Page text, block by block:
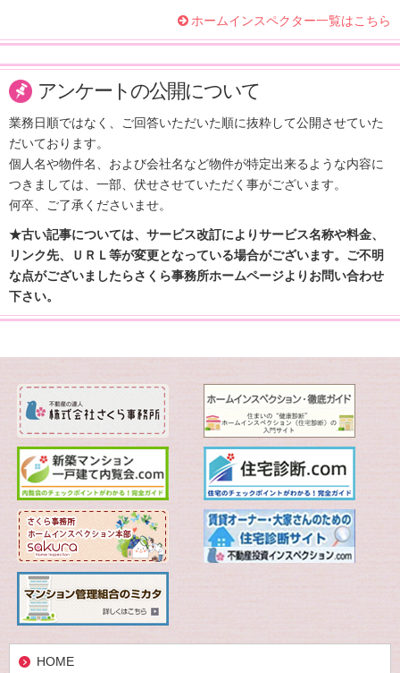
ホームインスペクター一覧はこちら
アンケートの公開について
業務日順ではなく、ご回答いただいた順に抜粋して公開させていた
だいております。
個人名や物件名、および会社名など物件が特定出来るような内容に
つきましては、一部、伏せさせていただく事がございます。
何卒、ご了承くださいませ。
★古い記事については、サービス改訂によりサービス名称や料金、
リンク先、ＵＲＬ等が変更となっている場合がございます。ご不明
な点がございましたらさくら事務所ホームページよりお問い合わせ
下さい。
HOME